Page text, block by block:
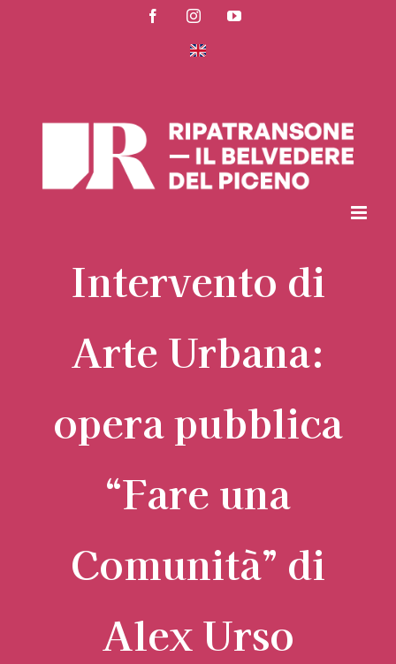
FacebookInstagramYouTube
Intervento di
Arte Urbana:
opera pubblica
“Fare una
Comunità” di
Alex Urso